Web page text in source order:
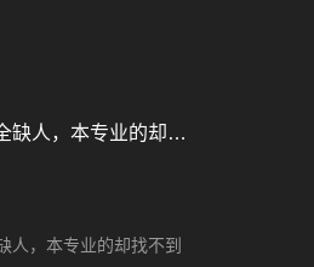
为什么网络安全缺人，本专业的却找不到实习
人，本专业的却找不到